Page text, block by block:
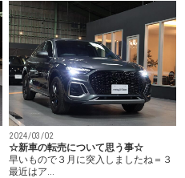
2024/03/02
☆新車の転売について思う事☆
早いもので３月に突入しましたね＝３
最近はア…